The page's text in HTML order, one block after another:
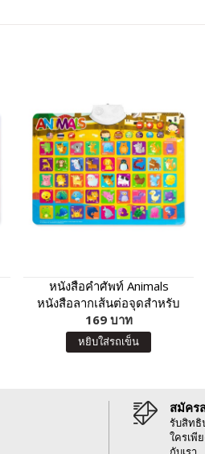
หนังสือคำศัพท์ Animals
หนังสือลากเส้นต่อจุดสำหรับ
เด็กๆ พร้อมโปสเตอร์พูดได้ กด
แล้วมีเสียง Animals
169 บาท
หยิบใส่รถเข็น
สมัคร
รับสิทธิ
ใครเพี